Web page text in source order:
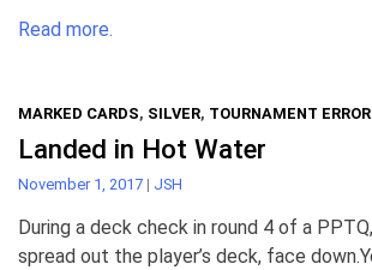
Read more.
MARKED CARDS, SILVER, TOURNAMENT
Landed in Hot Water
November 1, 2017 | JSH
During a deck check in round 4 of a
spread out the player’s deck, face